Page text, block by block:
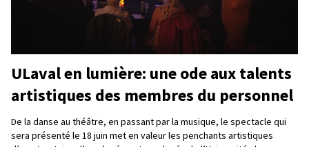
ULaval en lumière: une ode aux talents
artistiques des membres du personnel
De la danse au théâtre, en passant par la musique, le spectacle qui
sera présenté le 18 juin met en valeur les penchants artistiques